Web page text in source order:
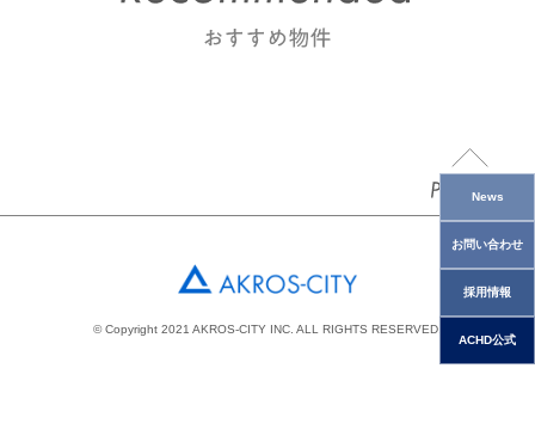
News
お問い合わせ
採用情報
ACHD公式
© Copyright 2021 AKROS-CITY INC. ALL RIGHTS RESERVED.